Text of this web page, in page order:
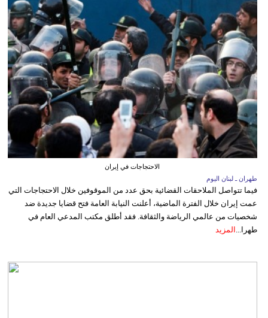
الاحتجاجات في إيران
طهران ـ لبنان اليوم
فيما تتواصل الملاحقات القضائية بحق عدد من الموقوفين خلال الاحتجاجات التي
عمت إيران خلال الفترة الماضية، أعلنت النيابة العامة فتح قضايا جديدة ضد
شخصيات من عالمي الرياضة والثقافة. فقد أطلق مكتب المدعي العام في
طهرا... المزيد